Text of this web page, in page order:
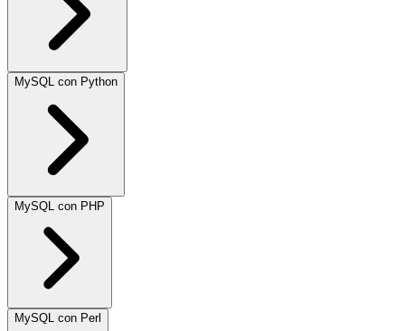
MySQL con Python
MySQL con PHP
MySQL con Perl